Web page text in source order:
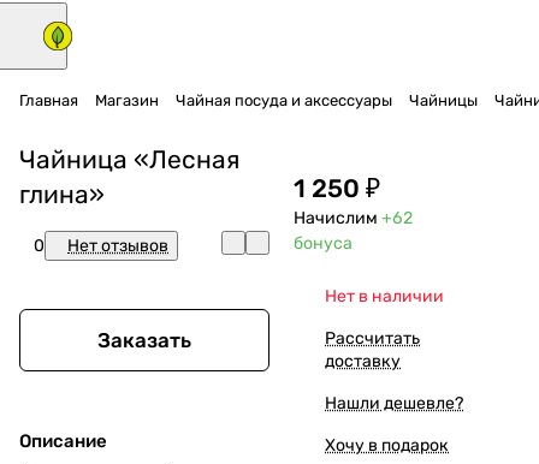
Главная Магазин Чайная посуда и аксессуары Чайницы
Чайница «Лесная
глина»
0 Нет отзывов
Заказать
Описание
1 250 ₽
Начислим +62
бонуса
Нет в наличии
Рассчитать
доставку
Нашли дешевле?
Хочу в подарок